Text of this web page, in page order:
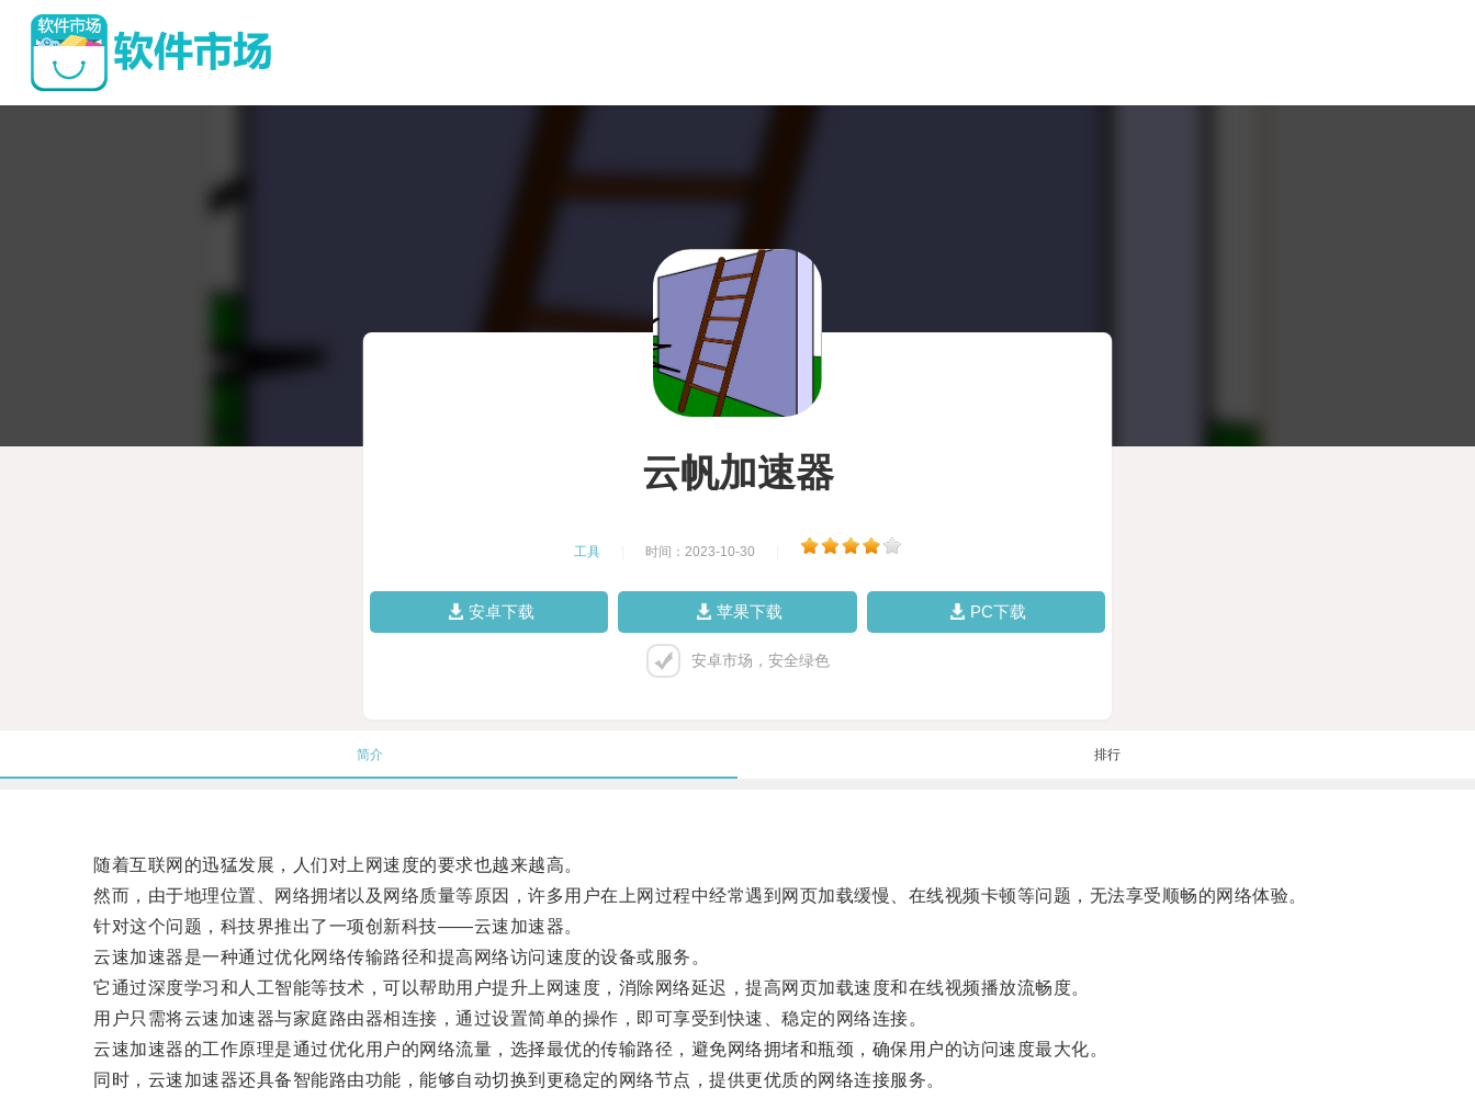
云帆加速器
工具 时间：2023-10-30
安卓下载 苹果下载 PC下载
安卓市场，安全绿色
简介 排行
随着互联网的迅猛发展，人们对上网速度的要求也越来越高。
然而，由于地理位置、网络拥堵以及网络质量等原因，许多用户在上网过程中经常遇到网页加载缓慢、在线视频卡顿等问题，无法享受顺畅的网络体验。
针对这个问题，科技界推出了一项创新科技——云速加速器。
云速加速器是一种通过优化网络传输路径和提高网络访问速度的设备或服务。
它通过深度学习和人工智能等技术，可以帮助用户提升上网速度，消除网络延迟，提高网页加载速度和在线视频播放流畅度。
用户只需将云速加速器与家庭路由器相连接，通过设置简单的操作，即可享受到快速、稳定的网络连接。
云速加速器的工作原理是通过优化用户的网络流量，选择最优的传输路径，避免网络拥堵和瓶颈，确保用户的访问速度最大化。
同时，云速加速器还具备智能路由功能，能够自动切换到更稳定的网络节点，提供更优质的网络连接服务。